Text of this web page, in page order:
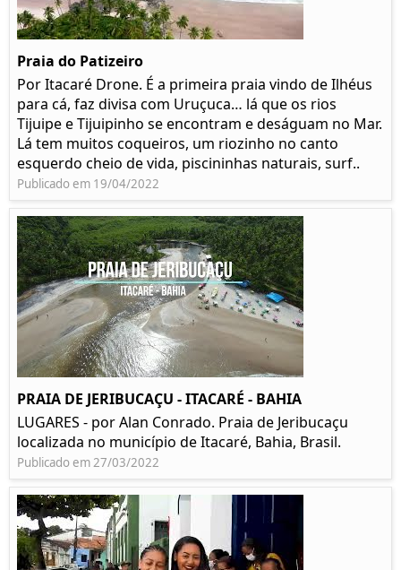
Praia do Patizeiro
Por Itacaré Drone. É a primeira praia vindo de Ilhéus
para cá, faz divisa com Uruçuca… lá que os rios
Tijuipe e Tijuipinho se encontram e deságuam no Mar.
Lá tem muitos coqueiros, um riozinho no canto
esquerdo cheio de vida, piscininhas naturais, surf..
Publicado em 19/04/2022
PRAIA DE JERIBUCAÇU - ITACARÉ - BAHIA
LUGARES - por Alan Conrado. Praia de Jeribucaçu
localizada no município de Itacaré, Bahia, Brasil.
Publicado em 27/03/2022